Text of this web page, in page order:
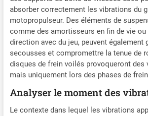
absorber correctement les vibrations du
motopropulseur. Des éléments de
comme des amortisseurs en fin de vie
direction avec du jeu, peuvent également
secousses et compromettre la tenue de
disques de frein voilés provoqueront des
mais uniquement lors des phases de
Analyser le moment des
Le contexte dans lequel les vibrations